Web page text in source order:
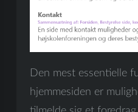
Den mest essentielle
hjemmesiden er